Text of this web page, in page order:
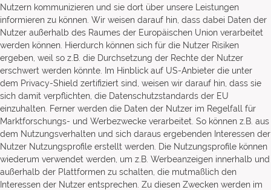
Nutzern kommunizieren und sie dort über unsere Leistungen
informieren zu können. Wir weisen darauf hin, dass dabei Daten der
Nutzer außerhalb des Raumes der Europäischen Union verarbeitet
werden können. Hierdurch können sich für die Nutzer Risiken
ergeben, weil so z.B. die Durchsetzung der Rechte der Nutzer
erschwert werden könnte. Im Hinblick auf US-Anbieter die unter
dem Privacy-Shield zertifiziert sind, weisen wir darauf hin, dass sie
sich damit verpflichten, die Datenschutzstandards der EU
einzuhalten. Ferner werden die Daten der Nutzer im Regelfall für
Marktforschungs- und Werbezwecke verarbeitet. So können z.B. aus
dem Nutzungsverhalten und sich daraus ergebenden Interessen der
Nutzer Nutzungsprofile erstellt werden. Die Nutzungsprofile können
wiederum verwendet werden, um z.B. Werbeanzeigen innerhalb und
außerhalb der Plattformen zu schalten, die mutmaßlich den
Interessen der Nutzer entsprechen. Zu diesen Zwecken werden im